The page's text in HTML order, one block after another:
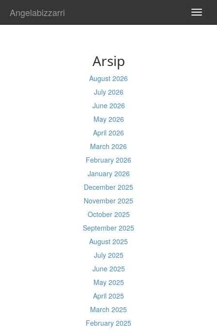
Angelabizzarri
Arsip
August 2026
July 2026
June 2026
May 2026
April 2026
March 2026
February 2026
January 2026
December 2025
November 2025
October 2025
September 2025
August 2025
July 2025
June 2025
May 2025
April 2025
March 2025
February 2025